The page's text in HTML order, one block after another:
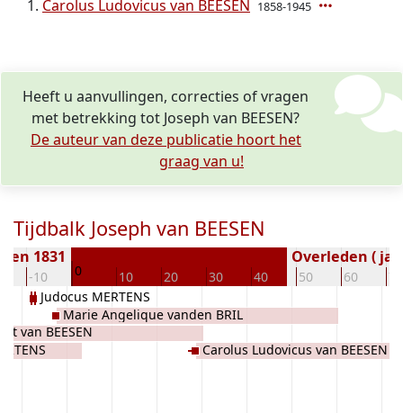
Carolus Ludovicus van BEESEN 1858-1945
Heeft u aanvullingen, correcties of vragen
met betrekking tot Joseph van BEESEN?
De auteur van deze publicatie hoort het
graag van u!
Tijdbalk Joseph van BEESEN
-10 0 10 20 30 40 50 60 70
1831 Overleden (
van BEESEN
Judocus MERTENS
Marie Angelique vanden BRIL
Carolus Ludovicus van BEESEN